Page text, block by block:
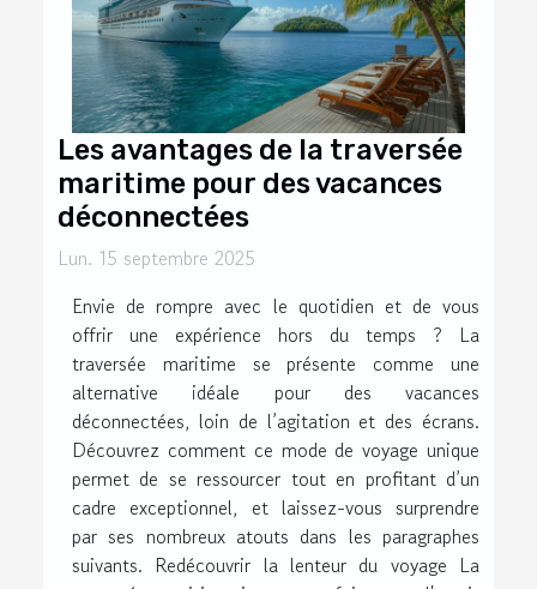
Les avantages de la traversée
maritime pour des vacances
déconnectées
Lun. 15 septembre 2025
Envie de rompre avec le quotidien et de vous
offrir une expérience hors du temps ? La
traversée maritime se présente comme une
alternative idéale pour des vacances
déconnectées, loin de l’agitation et des écrans.
Découvrez comment ce mode de voyage unique
permet de se ressourcer tout en profitant d’un
cadre exceptionnel, et laissez-vous surprendre
par ses nombreux atouts dans les paragraphes
suivants. Redécouvrir la lenteur du voyage La